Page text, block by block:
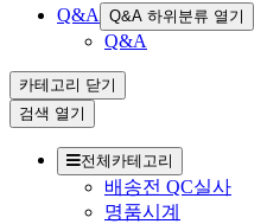
Q&A
Q&A 하위분류 열기
Q&A
카테고리 닫기
검색 열기
전체카테고리
배송전 QC실사
명품시계